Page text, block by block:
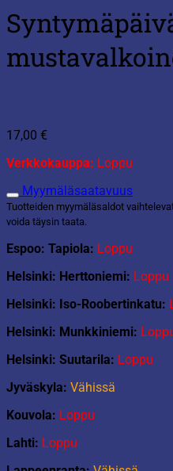
17,00 €
Verkkokauppa: Loppu
Myymäläsaatavuus
Tuotteiden myymäläsaldot
voida täysin taata.
Espoo: Tapiola: Loppu
Helsinki: Herttoniemi: Loppu
Helsinki: Iso-Roobertinkatu:
Helsinki: Munkkiniemi:
Helsinki: Suutarila: Loppu
Jyväskyla: Vähissä
Kouvola: Loppu
Lahti: Loppu